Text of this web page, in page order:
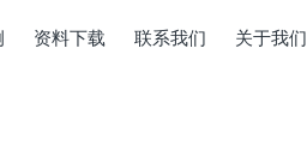
资料下载 联系我们 关于我们